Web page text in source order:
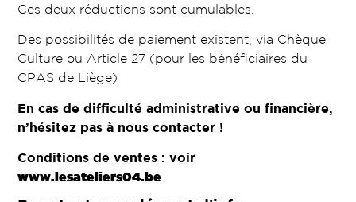
Ces deux réductions sont cumulables.
Des possibilités de paiement existent, via Chèque
Culture ou Article 27 (pour les bénéficiaires du
CPAS de Liège)
En cas de difficulté administrative ou financière,
n’hésitez pas à nous contacter !
Conditions de ventes : voir
www.lesateliers04.be